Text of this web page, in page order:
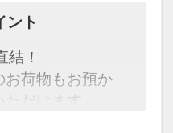
ント
！
荷物もお預か
だけます